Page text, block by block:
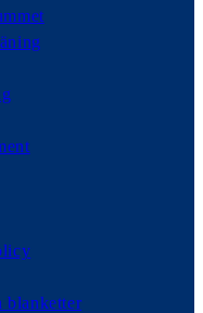
blanketter